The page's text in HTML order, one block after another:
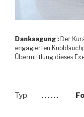
Danksagung : Der
engagierten
Übermittlung dieses
Typ . . . . . .